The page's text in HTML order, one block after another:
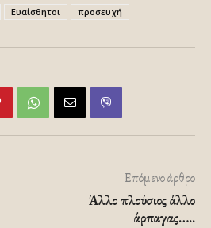
Ευαίσθητοι προσευχή
Επόμενο άρθρο
Άλλο πλούσιος άλλο
άρπαγας…..